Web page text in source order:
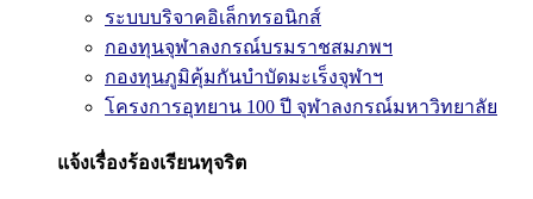
ระบบบริจาคอิเล็กทรอนิกส์
กองทุนจุฬาลงกรณ์บรมราชสมภพฯ
กองทุนภูมิคุ้มกันบำบัดมะเร็งจุฬาฯ
โครงการอุทยาน 100 ปี จุฬาลงกรณ์มหาวิทยาลัย
แจ้งเรื่องร้องเรียนทุจริต